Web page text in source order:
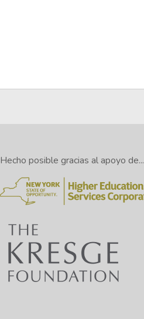
Hecho posible gracias al apoyo de...